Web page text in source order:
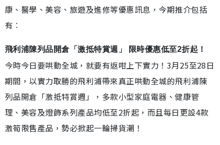
康、醫學、美容、旅遊及進修等優惠訊息，今期推介包括
有︰
飛利浦陳列品開倉「激抵特賞週」 限時優惠低至2折起！
今時今日要哄動全城，就要有返咁上下實力！3月25至28日
期間，以實力取勝的飛利浦帶來真正哄動全城的飛利浦陳
列品開倉「激抵特賞週」，多款小型家庭電器、健康管
理、美容及燈飾系列產品均低至2折起，而且每日更設4款
激筍限售產品，勢必掀起一輪掃貨潮！